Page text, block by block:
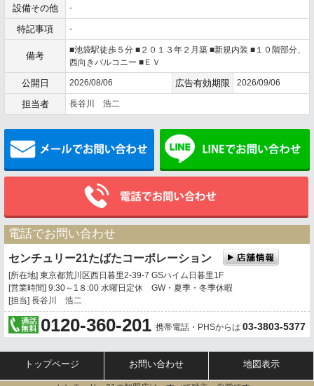
設備その他 -
特記事項 -
備考
■池袋駅徒歩５分 ■２０１３年２月築 ■新規内装 ■１０階部分、
西向きバルコニー ■ＥＶ
公開日 2026/08/06 広告有効期限 2026/09/06
担当者 長谷川 浩二
メールでお問い合わせ
電話でお問い合わせ
センチュリー21たばたコーポレーション
[所在地] 東京都荒川区西日暮里2-39-7 GSハイム日暮里1F
[営業時間] 9:30～1８:00 水曜日定休 GW・夏季・冬季休暇
[担当] 長谷川 浩二
0120-360-201 携帯電話・PHSからは 03-3803-5377
トップページ お問い合わせ 地図表示